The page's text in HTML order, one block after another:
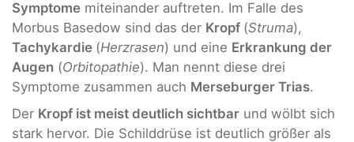
Symptome miteinander auftreten. Im Falle des
Morbus Basedow sind das der Kropf (Struma),
Tachykardie (Herzrasen) und eine Erkrankung der
Augen (Orbitopathie). Man nennt diese drei
Symptome zusammen auch Merseburger Trias.
Der Kropf ist meist deutlich sichtbar und wölbt sich
stark hervor. Die Schilddrüse ist deutlich größer als